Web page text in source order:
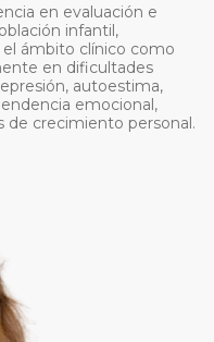
en evaluación e
infantil,
ámbito clínico como
en dificultades
autoestima,
emocional,
de crecimiento personal.